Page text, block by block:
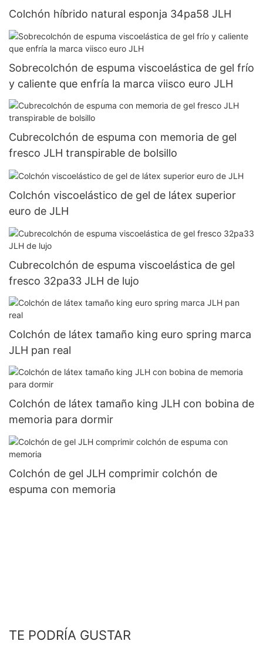
Colchón híbrido natural esponja 34pa58 JLH
Sobrecolchón de espuma viscoelástica de gel frío
y caliente que enfría la marca viisco euro JLH
Cubrecolchón de espuma con memoria de gel
fresco JLH transpirable de bolsillo
Colchón viscoelástico de gel de látex superior
euro de JLH
Cubrecolchón de espuma viscoelástica de gel
fresco 32pa33 JLH de lujo
Colchón de látex tamaño king euro spring marca
JLH pan real
Colchón de látex tamaño king JLH con bobina de
memoria para dormir
Colchón de gel JLH comprimir colchón de
espuma con memoria
TE PODRÍA GUSTAR